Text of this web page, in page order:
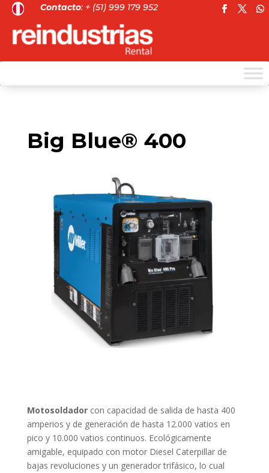
Contacto: + (51) 999 179 952
Big Blue® 400
Motosoldador con capacidad de salida de hasta 400
amperios y de generación de hasta 12.000 vatios en
pico y 10.000 vatios continuos. Ecológicamente
amigable, equipado con motor Diesel Caterpillar de
bajas revoluciones y un generador trifásico, lo cual